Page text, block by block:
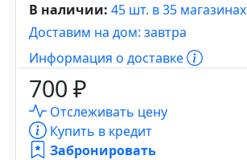
В наличии: 45 шт. в 35 магазинах
Доставим на дом: завтра
Информация о доставке
700 ₽
Отслеживать цену
Купить в кредит
Забронировать